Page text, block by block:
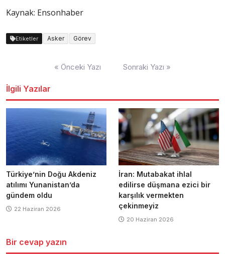
Kaynak: Ensonhaber
Etiketler Asker Görev
« Önceki Yazı Sonraki Yazı »
İlgili Yazılar
Türkiye’nin Doğu Akdeniz
atılımı Yunanistan’da
gündem oldu
22 Haziran 2026
İran: Mutabakat ihlal
edilirse düşmana ezici bir
karşılık vermekten
çekinmeyiz
20 Haziran 2026
Bir cevap yazın